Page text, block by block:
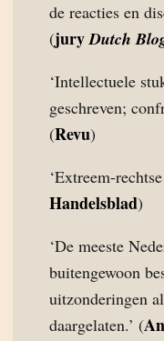
de reacties en
(juryDutch
‘Intellectuele
geschreven;
(Revu)
‘Extreem-
Handelsblad)
‘De meeste
buitengewoon
uitzonderingen
daargelaten.’ (